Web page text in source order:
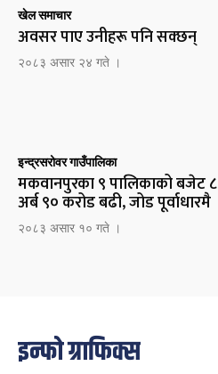
खेल समाचार
अवसर पाए उनीहरू पनि सक्छन्
२०८३ असार २४ गते ।
इन्द्रसरोवर गाउँपालिका
मकवानपुरका ९ पालिकाको बजेट ८
अर्ब ९० करोड बढी, जोड पूर्वाधारमै
२०८३ असार १० गते ।
इन्फो ग्राफिक्स